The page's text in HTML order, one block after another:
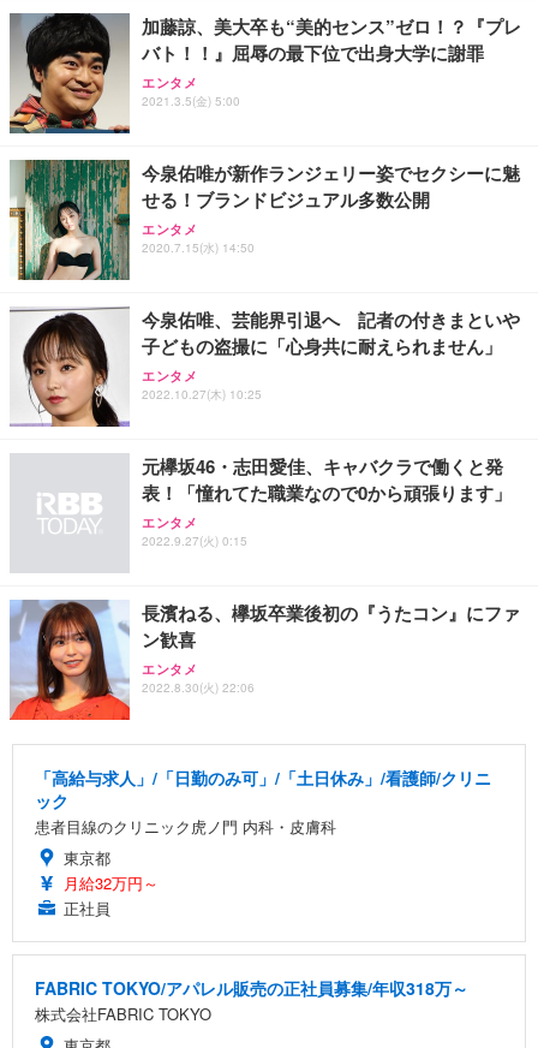
加藤諒、美大卒も“美的センス”ゼロ！？『プレ
バト！！』屈辱の最下位で出身大学に謝罪
エンタメ
2021.3.5(金) 5:00
今泉佑唯が新作ランジェリー姿でセクシーに魅
せる！ブランドビジュアル多数公開
エンタメ
2020.7.15(水) 14:50
今泉佑唯、芸能界引退へ 記者の付きまといや
子どもの盗撮に「心身共に耐えられません」
エンタメ
2022.10.27(木) 10:25
元欅坂46・志田愛佳、キャバクラで働くと発
表！「憧れてた職業なので0から頑張ります」
エンタメ
2022.9.27(火) 0:15
長濱ねる、欅坂卒業後初の『うたコン』にファ
ン歓喜
エンタメ
2022.8.30(火) 22:06
「高給与求人」/「日勤のみ可」/「土日休み」/看護師/クリニ
ック
患者目線のクリニック虎ノ門 内科・皮膚科
東京都
月給32万円～
正社員
FABRIC TOKYO/アパレル販売の正社員募集/年収318万～
株式会社FABRIC TOKYO